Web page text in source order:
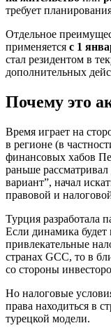
требует
Отдельное
применяется с 1
стал резидентом в
дополнительных
Почему это
Время играет на
в регионе (в
финансовых хабов
раньше
вариант”, начал
правовой и
Турция разработала
Если динамика будет
привлекательные
странах GCC, то в
со стороны
Но налоговые
права находиться в
турецкой модели.